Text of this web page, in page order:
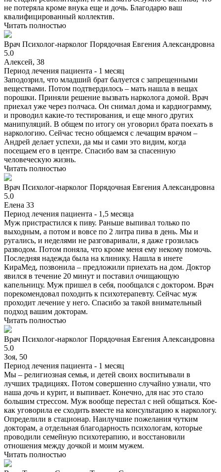
не потеряла кроме внука еще и дочь. Благодарю ваш
квалифицированный коллектив.
Читать полностью
Врач Психолог-нарколог Порядочная Евгения Александровна
5.0
Алексей, 38
Период лечения пациента - 1 месяц
Заподозрил, что младший брат балуется с запрещенными
веществами. Потом подтвердилось – мать нашла в вещах
порошки. Приняли решение вызвать нарколога домой. Врач
приехал уже через полчаса. Он снимал дома и кардиограмму,
и проводил какие-то тестирования, и еще много других
манипуляций. В общем по итогу он уговорил брата поехать в
наркологию. Сейчас тесно общаемся с лечащим врачом –
Андрей делает успехи, да мы и сами это видим, когда
посещаем его в центре. Спасибо вам за спасенную
человеческую жизнь.
Читать полностью
Врач Психолог-нарколог Порядочная Евгения Александровна
5.0
Елена 33
Период лечения пациента - 1,5 месяца
Муж пристрастился к пиву. Раньше выпивал только по
выходным, а потом и вовсе по 2 литра пива в день. Мы и
ругались, и неделями не разговаривали, я даже грозилась
разводом. Потом поняла, что кроме меня ему некому помочь.
Последняя надежда была на клинику. Нашла в инете
КираМед, позвонила – предложили приехать на дом. Доктор
явился в течение 20 минут и поставил очищающую
капельницу. Муж пришел в себя, пообщался с доктором. Врач
порекомендовал походить к психотерапевту. Сейчас муж
проходит лечение у него. Спасибо за такой внимательный
подход вашим докторам.
Читать полностью
Врач Психолог-нарколог Порядочная Евгения Александровна
5.0
Зоя, 50
Период лечения пациента - 1 месяц
Мы – религиозная семья, и детей своих воспитывали в
лучших традициях. Потом совершенно случайно узнали, что
наша дочь и курит, и выпивает. Конечно, для нас это стало
большим стрессом. Муж вообще перестал с ней общаться. Кое-
как уговорила ее сходить вместе на консультацию к наркологу.
Определили в стационар. Наилучшие пожелания чутким
докторам, а отдельная благодарность психологам, которые
проводили семейную психотерапию, и восстановили
отношения между дочкой и моим мужем.
Читать полностью